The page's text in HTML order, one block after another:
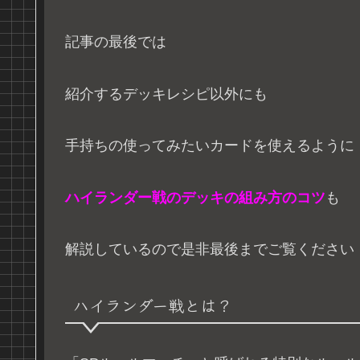
記事の最後では
紹介するデッキレシピ以外にも
手持ちの使ってみたいカードを使えるように
ハイランダー戦のデッキの組み方のコツ も
解説しているので是非最後までご覧ください
ハイランダー戦とは？